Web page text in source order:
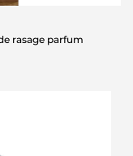
rasage parfum